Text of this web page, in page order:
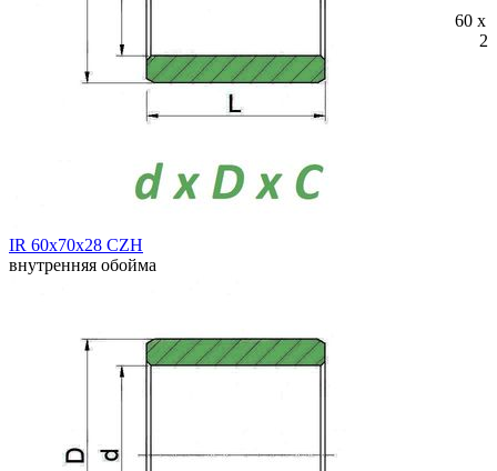
IR 60x70x28 CZH
внутренняя обойма
60 x
28